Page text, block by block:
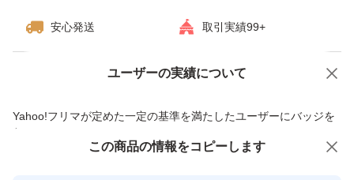
安心発送 取引実績99+
ユーザーの実績について
Yahoo!フリマが定めた一定の基準を満たしたユーザーにバッジを
付与しています
価格の相談 商品への質問
この商品の情報をコピーします
この商品をみている人にオススメ